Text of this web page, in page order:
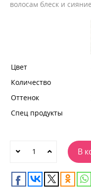
волосам блеск и
Цвет
Количество
Оттенок
Спец продукты
В